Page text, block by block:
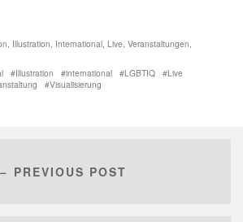
, Illustration, International, Live, Veranstaltungen,
Illustration international LGBTIQ
Live
Visualisierung
PREVIOUS POST